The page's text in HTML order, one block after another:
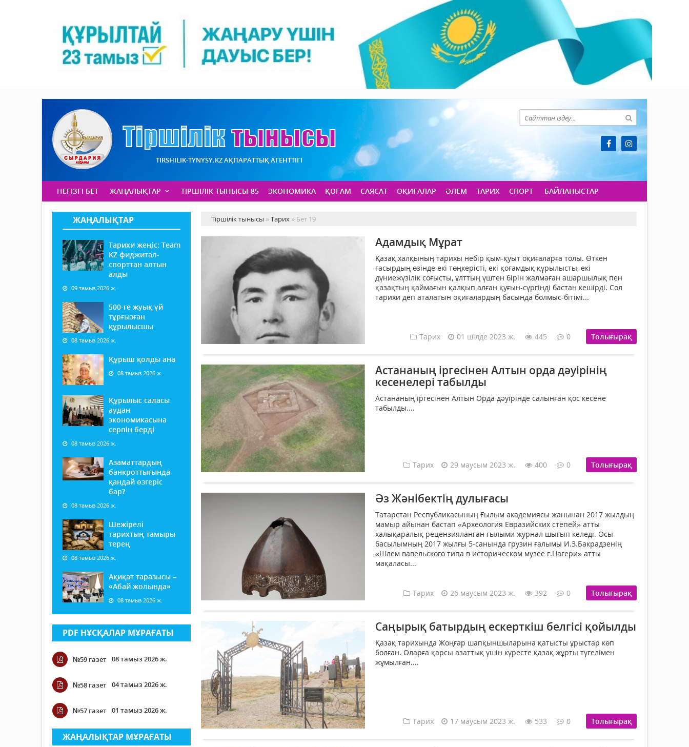
TIRSHILIK-TYNYSY.KZ АҚПАРАТТЫҚ АГЕНТТІГІ
НЕГІЗГІ БЕТ ЖАҢАЛЫҚТАР ТІРШІЛІК ТЫНЫСЫ-85 ЭКОНОМИКА ҚОҒАМ САЯСАТ ОҚИҒАЛАР ӘЛЕМ ТАРИХ СПОРТ БАЙЛАНЫСТАР
ЖАҢАЛЫҚТАР
Тарихи жеңіс: Team
KZ фиджитал-
спорттан алтын
алды
09 тамыз 2026 ж.
500-ге жуық үй
тұрғызған
құрылысшы
08 тамыз 2026 ж.
Құрыш қолды ана
08 тамыз 2026 ж.
Құрылыс саласы
аудан
экономикасына
серпін берді
08 тамыз 2026 ж.
Азаматтардың
банкроттығында
қандай өзгеріс
бар?
08 тамыз 2026 ж.
Шежірелі
тарихтың тамыры
терең
08 тамыз 2026 ж.
Ақиқат таразысы –
«Абай жолында»
08 тамыз 2026 ж.
PDF НҰСҚАЛАР МҰРАҒАТЫ
№59 газет 08 тамыз 2026 ж.
№58 газет 04 тамыз 2026 ж.
№57 газет 01 тамыз 2026 ж.
ЖАҢАЛЫҚТАР МҰРАҒАТЫ
Тіршілік тынысы »Тарих » Бет 19
Адамдық Мұрат
Қазақ халқының тарихы небір қым-қуыт оқиғаларға толы. Өткен
ғасырдың өзінде екі төңкерісті, екі қоғамдық құрылысты, екі
дүниежүзілік соғысты, ұлттың үштен бірін жалмаған ашаршылық пен
қазақтың қаймағын қалқып алған қуғын-сүргінді бас­тан кешірді. Сол
тарихи деп аталатын оқиғалардың басында болмыс-бітімі...
Тарих 01 шілде 2023 ж. 445 0 Толығырақ
Астананың іргесінен Алтын орда дәуірінің
кесенелері табылды
Астананың іргесінен Алтын Орда дәуірінде салынған қос кесене
табылды....
Тарих 29 маусым 2023 ж. 400 0 Толығырақ
Әз Жәнібектің дулығасы
Татарстан Республикасының Ғылым академиясы жанынан 2017 жылдың
мамыр айынан бастап «Археология Евразийских степей» атты
халықаралық рецензияланған ғылыми журнал шығып келеді. Осы
басылымның 2017 жылғы 5-санында грузин ғалымы И.З.Бакрадзенің
«Шлем вавельского типа в историческом музее г.Цагери» атты
мақаласы...
Тарих 26 маусым 2023 ж. 392 0 Толығырақ
Саңырық батырдың ескерткіш белгісі қойылды
Қазақ тарихында Жоңғар шапқыншыларына қа­тысты ұрыстар көп
болған. Оларға қарсы азаттық үшін күресте қазақ жұрты түгелімен
жұмылған....
Тарих 17 маусым 2023 ж. 533 0 Толығырақ